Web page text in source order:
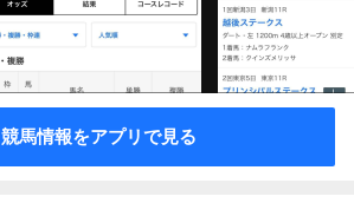
競馬情報をアプリで見る